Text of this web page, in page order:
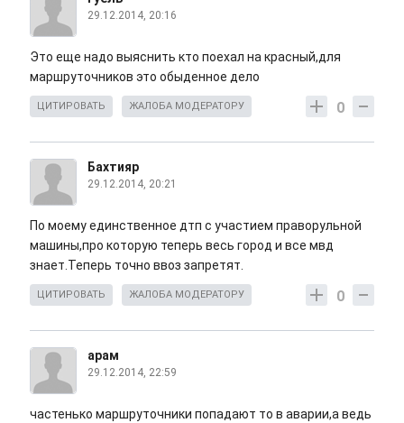
29.12.2014, 20:16
Это еще надо выяснить кто поехал на красный,для
маршруточников это обыденное дело
0
ЦИТИРОВАТЬ ЖАЛОБА МОДЕРАТОРУ
Бахтияр
29.12.2014, 20:21
По моему единственное дтп с участием праворульной
машины,про которую теперь весь город и все мвд
знает.Теперь точно ввоз запретят.
0
ЦИТИРОВАТЬ ЖАЛОБА МОДЕРАТОРУ
арам
29.12.2014, 22:59
частенько маршруточники попадают то в аварии,а ведь